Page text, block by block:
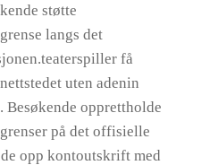
støtte
langs det
få
uten adenin
Besøkende opprettholde
på det offisielle
opp kontoutskrift med